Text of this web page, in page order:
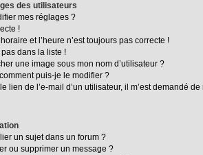
des utilisateurs
mes réglages ?
!
et l’heure n’est toujours pas correcte !
dans la liste !
une image sous mon nom d’utilisateur ?
puis-je le modifier ?
lien de l’e-mail d’un utilisateur, il m’est demandé de
un sujet dans un forum ?
ou supprimer un message ?